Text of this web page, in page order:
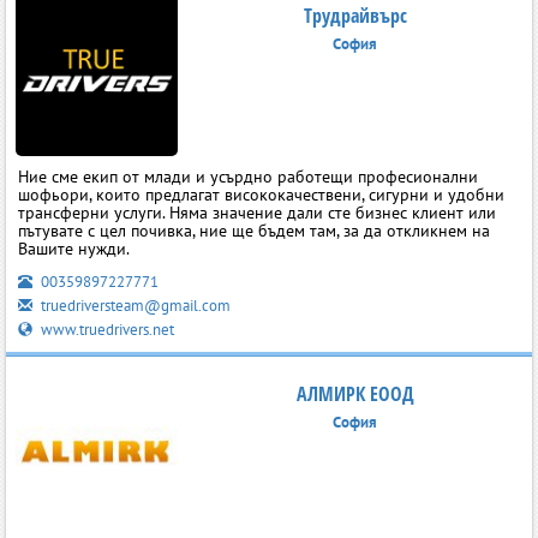
Трудрайвърс
София
Ние сме екип от млади и усърдно работещи професионални
шофьори, които предлагат висококачествени, сигурни и удобни
трансферни услуги. Няма значение дали сте бизнес клиент или
пътувате с цел почивка, ние ще бъдем там, за да откликнем на
Вашите нужди.
00359897227771
truedriversteam@gmail.com
www.truedrivers.net
АЛМИРК ЕООД
София